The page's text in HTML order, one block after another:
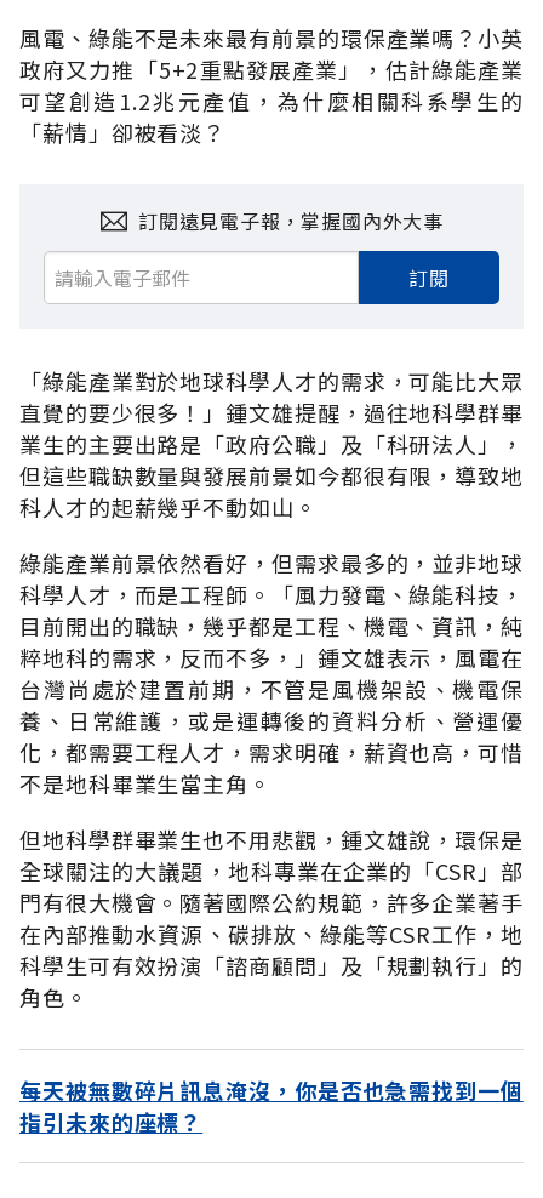
風電、綠能不是未來最有前景的環保產業嗎？小英
政府又力推「5+2重點發展產業」，估計綠能產業
可望創造1.2兆元產值，為什麼相關科系學生的
「薪情」卻被看淡？
訂閱遠見電子報，掌握國內外大事
訂閱
「綠能產業對於地球科學人才的需求，可能比大眾
直覺的要少很多！」鍾文雄提醒，過往地科學群畢
業生的主要出路是「政府公職」及「科研法人」，
但這些職缺數量與發展前景如今都很有限，導致地
科人才的起薪幾乎不動如山。
綠能產業前景依然看好，但需求最多的，並非地球
科學人才，而是工程師。「風力發電、綠能科技，
目前開出的職缺，幾乎都是工程、機電、資訊，純
粹地科的需求，反而不多，」鍾文雄表示，風電在
台灣尚處於建置前期，不管是風機架設、機電保
養、日常維護，或是運轉後的資料分析、營運優
化，都需要工程人才，需求明確，薪資也高，可惜
不是地科畢業生當主角。
但地科學群畢業生也不用悲觀，鍾文雄說，環保是
全球關注的大議題，地科專業在企業的「CSR」部
門有很大機會。隨著國際公約規範，許多企業著手
在內部推動水資源、碳排放、綠能等CSR工作，地
科學生可有效扮演「諮商顧問」及「規劃執行」的
角色。
每天被無數碎片訊息淹沒，你是否也急需找到一個
指引未來的座標？